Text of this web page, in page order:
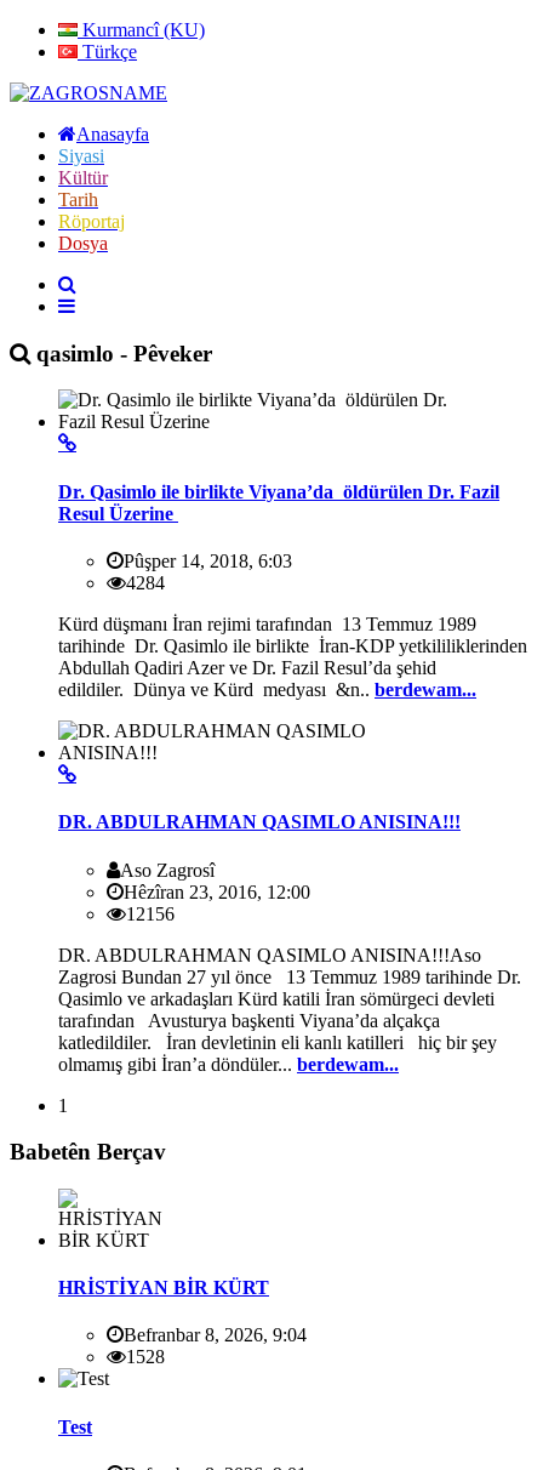
Kurmancî (KU)
Türkçe
Anasayfa
Siyasi
Kültür
Tarih
Röportaj
Dosya
qasimlo - Pêveker
Dr. Qasimlo ile birlikte Viyana’da öldürülen Dr. Fazil
Resul Üzerine
Pûşper 14, 2018, 6:03
4284
Kürd düşmanı İran rejimi tarafından 13 Temmuz 1989
tarihinde Dr. Qasimlo ile birlikte İran-KDP yetkililiklerinden
Abdullah Qadiri Azer ve Dr. Fazil Resul’da şehid
edildiler. Dünya ve Kürd medyası &n.. berdewam...
DR. ABDULRAHMAN QASIMLO ANISINA!!!
Aso Zagrosî
Hêzîran 23, 2016, 12:00
12156
DR. ABDULRAHMAN QASIMLO ANISINA!!!Aso
Zagrosi Bundan 27 yıl önce 13 Temmuz 1989 tarihinde Dr.
Qasimlo ve arkadaşları Kürd katili İran sömürgeci devleti
tarafından Avusturya başkenti Viyana’da alçakça
katledildiler. İran devletinin eli kanlı katilleri hiç bir şey
olmamış gibi İran’a döndüler... berdewam...
1
Babetên Berçav
HRİSTİYAN BİR KÜRT
Befranbar 8, 2026, 9:04
1528
Test